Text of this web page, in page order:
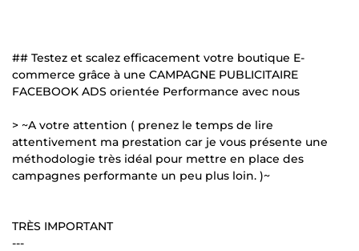
## Testez et scalez efficacement votre boutique E-
commerce grâce à une CAMPAGNE PUBLICITAIRE
FACEBOOK ADS orientée Performance avec nous
> ~A votre attention ( prenez le temps de lire
attentivement ma prestation car je vous présente une
méthodologie très idéal pour mettre en place des
campagnes performante un peu plus loin. )~
TRÈS IMPORTANT
---